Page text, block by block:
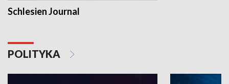
Schlesien Journal
POLITYKA